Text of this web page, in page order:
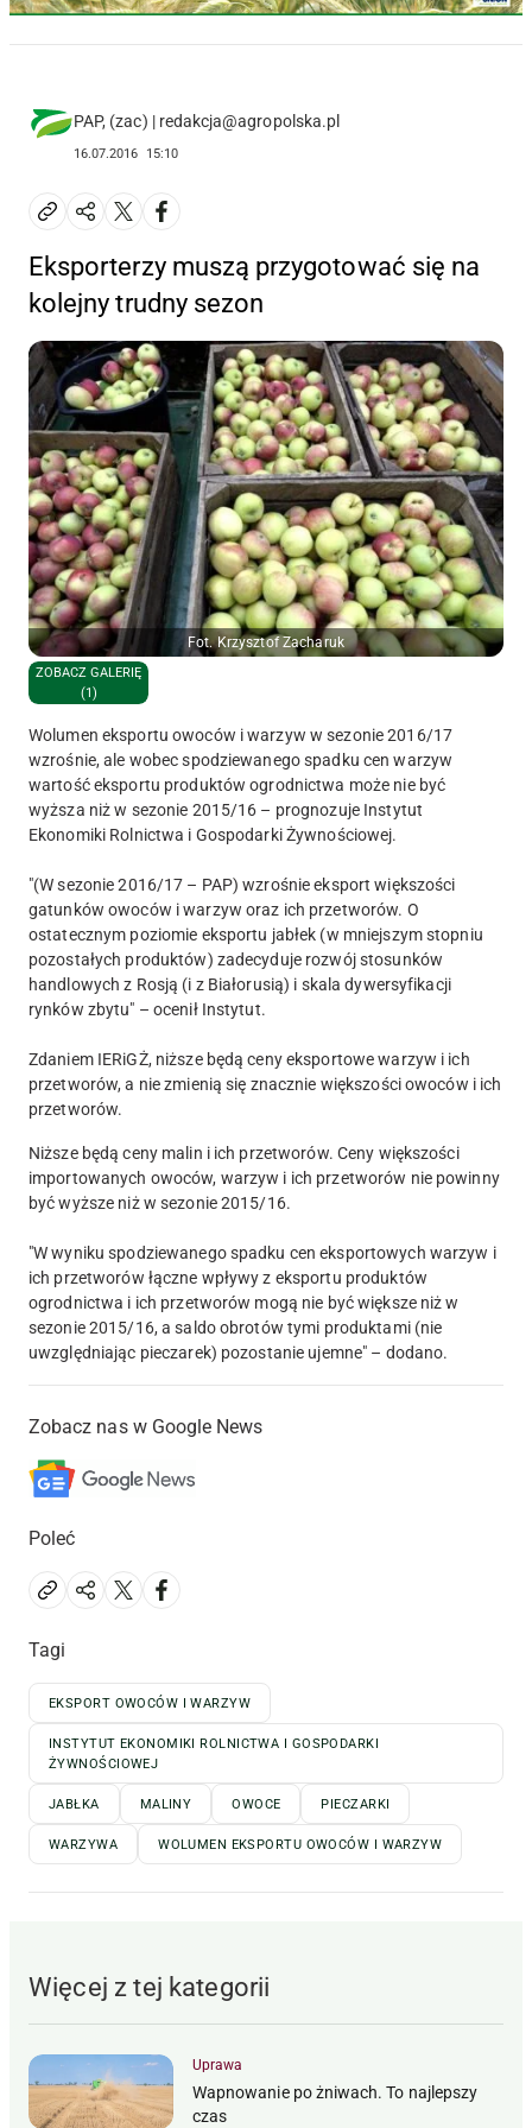
PAP, (zac) | redakcja@agropolska.pl
16.07.2016 15:10
Eksporterzy muszą przygotować się na
kolejny trudny sezon
Fot. Krzysztof Zacharuk
ZOBACZ GALERIĘ
(1)
Wolumen eksportu owoców i warzyw w sezonie 2016/17
wzrośnie, ale wobec spodziewanego spadku cen warzyw
wartość eksportu produktów ogrodnictwa może nie być
wyższa niż w sezonie 2015/16 – prognozuje Instytut
Ekonomiki Rolnictwa i Gospodarki Żywnościowej.
"(W sezonie 2016/17 – PAP) wzrośnie eksport większości
gatunków owoców i warzyw oraz ich przetworów. O
ostatecznym poziomie eksportu jabłek (w mniejszym stopniu
pozostałych produktów) zadecyduje rozwój stosunków
handlowych z Rosją (i z Białorusią) i skala dywersyfikacji
rynków zbytu" – ocenił Instytut.
Zdaniem IERiGŻ, niższe będą ceny eksportowe warzyw i ich
przetworów, a nie zmienią się znacznie większości owoców i ich
przetworów.
Niższe będą ceny malin i ich przetworów. Ceny większości
importowanych owoców, warzyw i ich przetworów nie powinny
być wyższe niż w sezonie 2015/16.
"W wyniku spodziewanego spadku cen eksportowych warzyw i
ich przetworów łączne wpływy z eksportu produktów
ogrodnictwa i ich przetworów mogą nie być większe niż w
sezonie 2015/16, a saldo obrotów tymi produktami (nie
uwzględniając pieczarek) pozostanie ujemne" – dodano.
Zobacz nas w Google News
Poleć
Tagi
EKSPORT OWOCÓW I WARZYW
INSTYTUT EKONOMIKI ROLNICTWA I GOSPODARKI
ŻYWNOŚCIOWEJ
JABŁKA MALINY OWOCE PIECZARKI
WARZYWA WOLUMEN EKSPORTU OWOCÓW I WARZYW
Więcej z tej kategorii
Uprawa
Wapnowanie po żniwach. To najlepszy
czas